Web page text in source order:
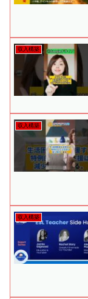
収入構築
収入構築
収入構築